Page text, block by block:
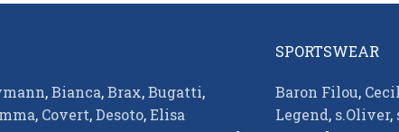
,Bianca,Brax,Bugatti,
, Covert,Desoto,Elisa
SPORTSWEAR
Baron Filou, Cecil
Legend, s.Oliver,